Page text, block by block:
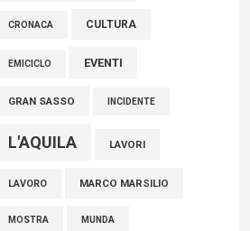
CRONACA CULTURA
EMICICLO EVENTI
GRAN SASSO INCIDENTE
L'AQUILA LAVORI
LAVORO MARCO MARSILIO
MOSTRA MUNDA